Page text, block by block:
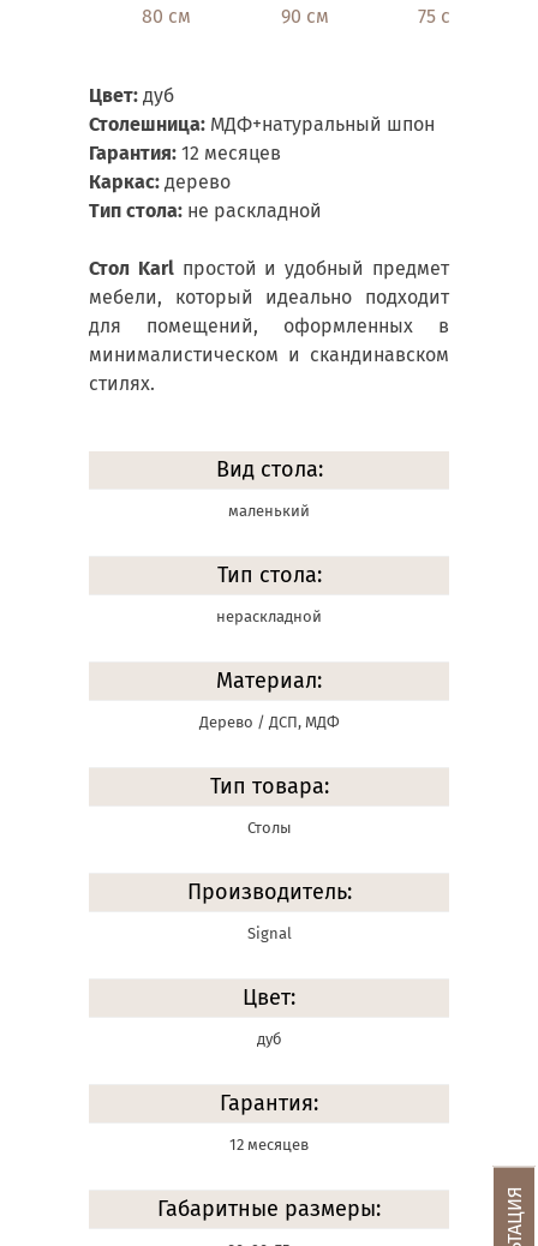
80 см 90 см 75 см
Цвет: дуб
Столешница: МДФ+натуральный шпон
Гарантия: 12 месяцев
Каркас: дерево
Тип стола: не раскладной
Стол Karl простой и удобный предмет
мебели, который идеально подходит
для помещений, оформленных в
минималистическом и скандинавском
стилях.
Вид стола:
маленький
Тип стола:
нераскладной
Материал:
Дерево / ДСП, МДФ
Тип товара:
Столы
Производитель:
Signal
Цвет:
дуб
Гарантия:
12 месяцев
Габаритные размеры: